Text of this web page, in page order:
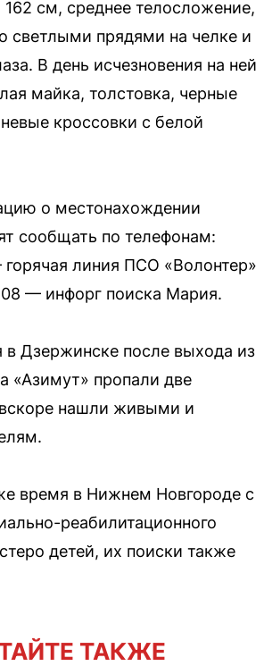
см, среднее телосложение,
светлыми прядями на челке и
В день исчезновения на ней
майка, толстовка, черные
кроссовки с белой
о местонахождении
сообщать по телефонам:
горячая линия ПСО «Волонтер»
— инфорг поиска Мария.
в Дзержинске после выхода из
«Азимут» пропали две
нашли живыми и
время в Нижнем Новгороде с
реабилитационного
детей, их поиски также
ТАКЖЕ